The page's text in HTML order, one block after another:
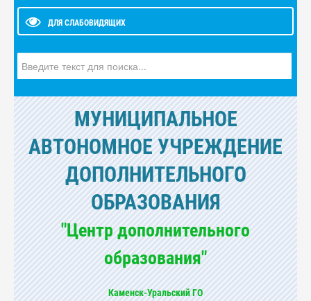
ДЛЯ СЛАБОВИДЯЩИХ
МУНИЦИПАЛЬНОЕ
АВТОНОМНОЕ УЧРЕЖДЕНИЕ
ДОПОЛНИТЕЛЬНОГО
ОБРАЗОВАНИЯ
"Центр дополнительного
образования"
Каменск-Уральский ГО